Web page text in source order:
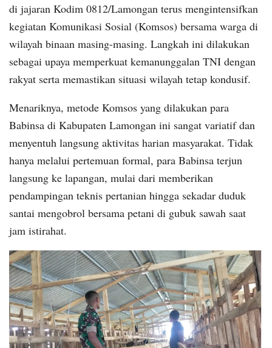
di jajaran Kodim 0812/Lamongan terus mengintensifkan
kegiatan Komunikasi Sosial (Komsos) bersama warga di
wilayah binaan masing-masing. Langkah ini dilakukan
sebagai upaya memperkuat kemanunggalan TNI dengan
rakyat serta memastikan situasi wilayah tetap kondusif.
​Menariknya, metode Komsos yang dilakukan para
Babinsa di Kabupaten Lamongan ini sangat variatif dan
menyentuh langsung aktivitas harian masyarakat. Tidak
hanya melalui pertemuan formal, para Babinsa terjun
langsung ke lapangan, mulai dari memberikan
pendampingan teknis pertanian hingga sekadar duduk
santai mengobrol bersama petani di gubuk sawah saat
jam istirahat.